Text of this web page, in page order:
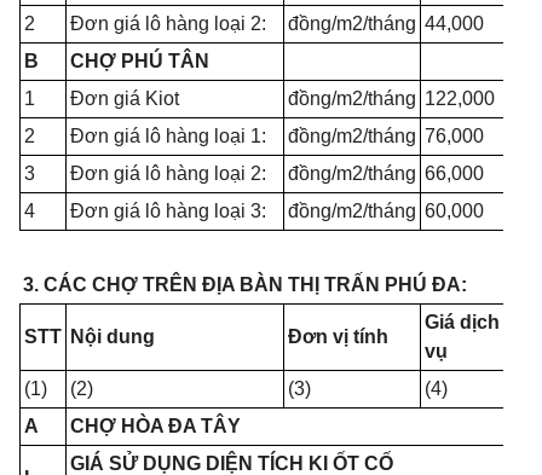
2
Đơn giá lô hàng loại 2: đồng/m2/tháng 44,000
B
CHỢ PHÚ TÂN
1
Đơn giá Kiot đồng/m2/tháng 122,000
2
Đơn giá lô hàng loại 1: đồng/m2/tháng 76,000
3
Đơn giá lô hàng loại 2: đồng/m2/tháng 66,000
4
Đơn giá lô hàng loại 3: đồng/m2/tháng 60,000
3. CÁC CHỢ TRÊN ĐỊA BÀN THỊ TRẤN PHÚ ĐA:
STT Nội dung Đơn vị tính
Giá dịch
vụ
(1)
(2) (3)
(4)
A
CHỢ HÒA ĐA TÂY
GIÁ SỬ DỤNG DIỆN TÍCH KI ỐT CỐ